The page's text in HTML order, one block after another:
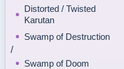
Distorted / Twisted
Karutan
Swamp of Destruction
/
Swamp of Doom